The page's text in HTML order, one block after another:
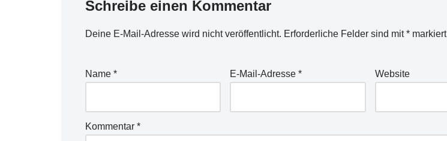
Schreibe einen Kommentar
Deine E-Mail-Adresse wird nicht veröffentlicht. Erforderliche Felder sind mit* markiert
Name * E-Mail-Adresse* Website
Kommentar *